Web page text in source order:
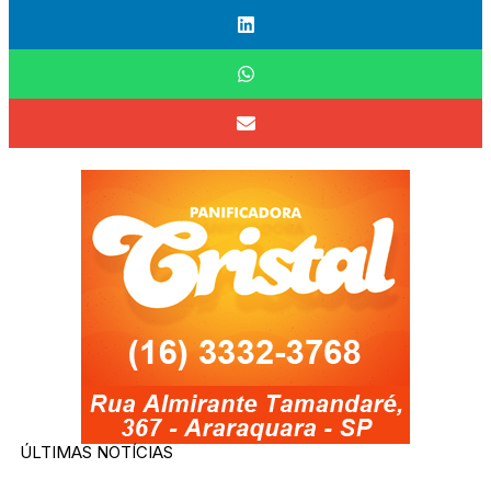
ÚLTIMAS NOTÍCIAS